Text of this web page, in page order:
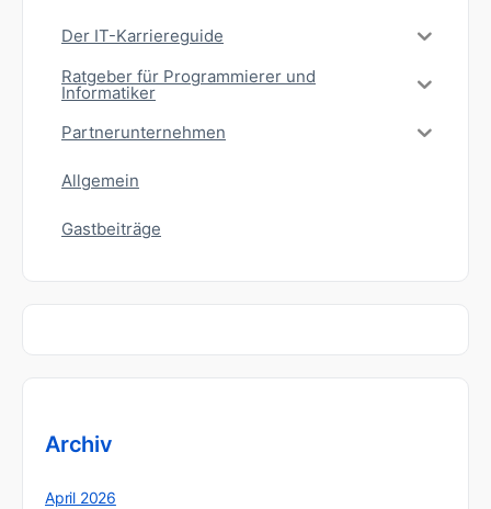
Der IT-Karriereguide
Ratgeber für Programmierer und
Informatiker
Partnerunternehmen
Allgemein
Gastbeiträge
Archiv
April 2026